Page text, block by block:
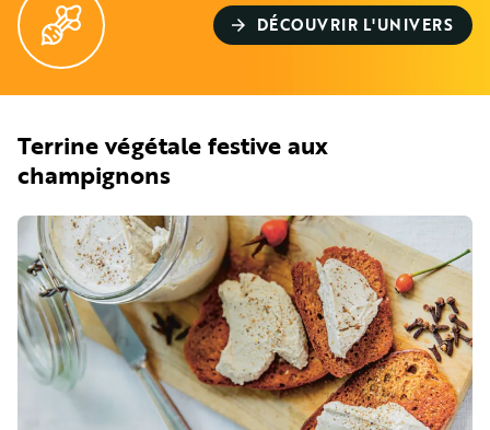
arrow_forward DÉCOUVRIR L'UNIVERS
Terrine végétale festive aux
champignons